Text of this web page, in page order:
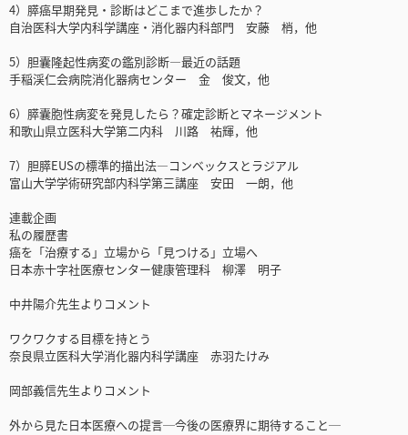
4）膵癌早期発見・診断はどこまで進歩したか？
自治医科大学内科学講座・消化器内科部門 安藤 梢，他
5）胆囊隆起性病変の鑑別診断―最近の話題
手稲渓仁会病院消化器病センター 金 俊文，他
6）膵囊胞性病変を発見したら？確定診断とマネージメント
和歌山県立医科大学第二内科 川路 祐輝，他
7）胆膵EUSの標準的描出法―コンベックスとラジアル
富山大学学術研究部内科学第三講座 安田 一朗，他
連載企画
私の履歴書
癌を「治療する」立場から「見つける」立場へ
日本赤十字社医療センター健康管理科 柳澤 明子
中井陽介先生よりコメント
ワクワクする目標を持とう
奈良県立医科大学消化器内科学講座 赤羽たけみ
岡部義信先生よりコメント
外から見た日本医療への提言─今後の医療界に期待すること─